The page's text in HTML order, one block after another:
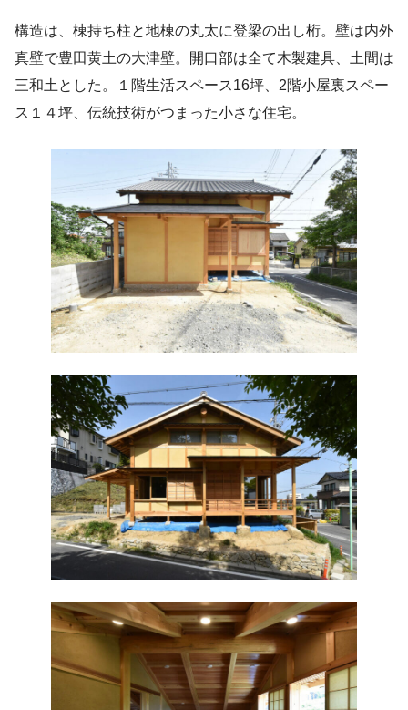
構造は、棟持ち柱と地棟の丸太に登梁の出し桁。壁は内外
真壁で豊田黄土の大津壁。開口部は全て木製建具、土間は
三和土とした。１階生活スペース16坪、2階小屋裏スペー
ス１４坪、伝統技術がつまった小さな住宅。